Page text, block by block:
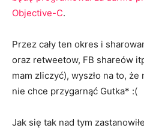
Objective-C.
Przez cały ten okres i
oraz retweetow, FB shareów
mam zliczyć), wyszło na to,
nie chce przygarnąć Gutka* :(
Jak się tak nad tym